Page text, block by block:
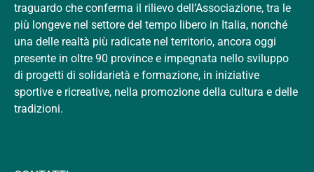
traguardo che conferma il rilievo dell’Associazione, tra le
più longeve nel settore del tempo libero in Italia, nonché
una delle realtà più radicate nel territorio, ancora oggi
presente in oltre 90 province e impegnata nello sviluppo
di progetti di solidarietà e formazione, in iniziative
sportive e ricreative, nella promozione della cultura e delle
tradizioni.